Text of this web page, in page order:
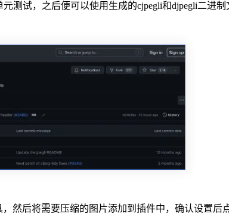
测试，之后便可以使用生成的cjpegli和djpegli二进制
然后将需要压缩的图片添加到插件中，确认设置后